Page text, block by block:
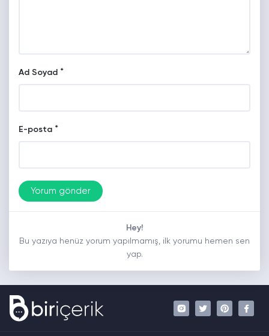
Ad Soyad *
E-posta *
Hey!
Bu yazıya henüz yorum yapılmamış, ilk yorumu hemen sen
yap.